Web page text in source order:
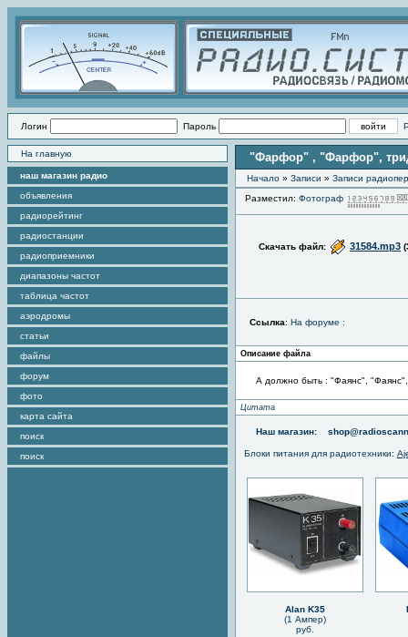
Логин Пароль
На главную
наш магазин радио
объявления
радиорейтинг
радиостанции
радиоприемники
диапазоны частот
таблица частот
аэродромы
статьи
файлы
форум
фото
карта сайта
поиск
поиск
"Фарфор" , "Фарфор",
Начало » Записи » Записи
Разместил: Фотограф
Скачать файл: 31584.mp3
Ссылка: На форуме :
Описание файла
А должно быть : "Фаянс", "Фаянс",
Цитата
Наш магазин:
Блоки питания для радиотехники:
Alan K35
(1 Ампер)
руб.